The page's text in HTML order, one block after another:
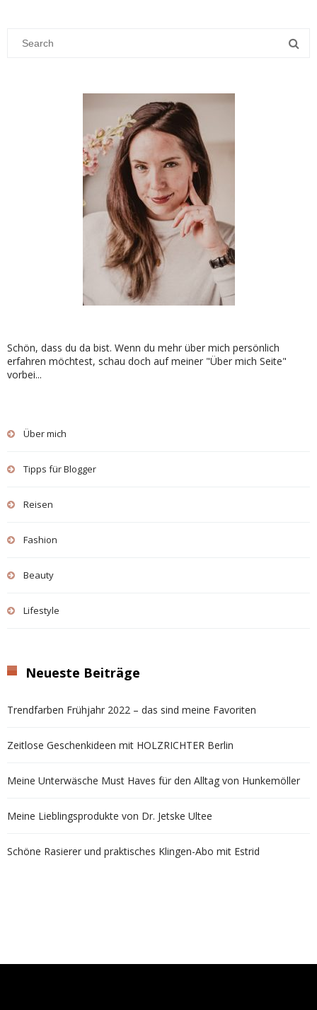
Schön, dass du da bist. Wenn du mehr über mich persönlich
erfahren möchtest, schau doch auf meiner "Über mich Seite"
vorbei...
Über mich
Tipps für Blogger
Reisen
Fashion
Beauty
Lifestyle
Neueste Beiträge
Trendfarben Frühjahr 2022 – das sind meine Favoriten
Zeitlose Geschenkideen mit HOLZRICHTER Berlin
Meine Unterwäsche Must Haves für den Alltag von Hunkemöller
Meine Lieblingsprodukte von Dr. Jetske Ultee
Schöne Rasierer und praktisches Klingen-Abo mit Estrid